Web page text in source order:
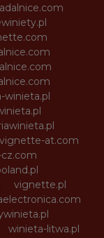
winieta.pl
vignette-at.com
vignette.pl
winieta-litwa.pl